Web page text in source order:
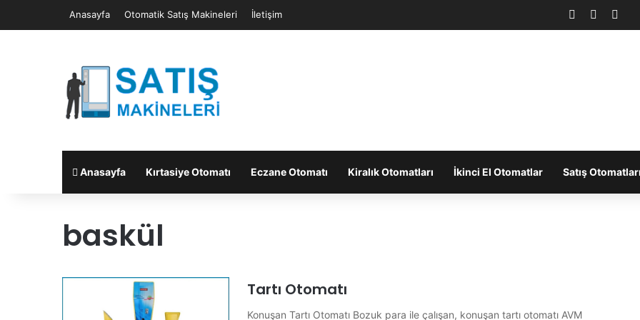
Anasayfa Otomatik Satış Makineleri İletişim Facebook
Anasayfa Kırtasiye Otomatı Eczane Otomatı Kiralık Otomatları İkinci El Otomatlar Satış Otomatları
baskül
Tartı Otomatı
Konuşan Tartı Otomatı Bozuk para ile çalışan, konuşan tartı otomatı AVM